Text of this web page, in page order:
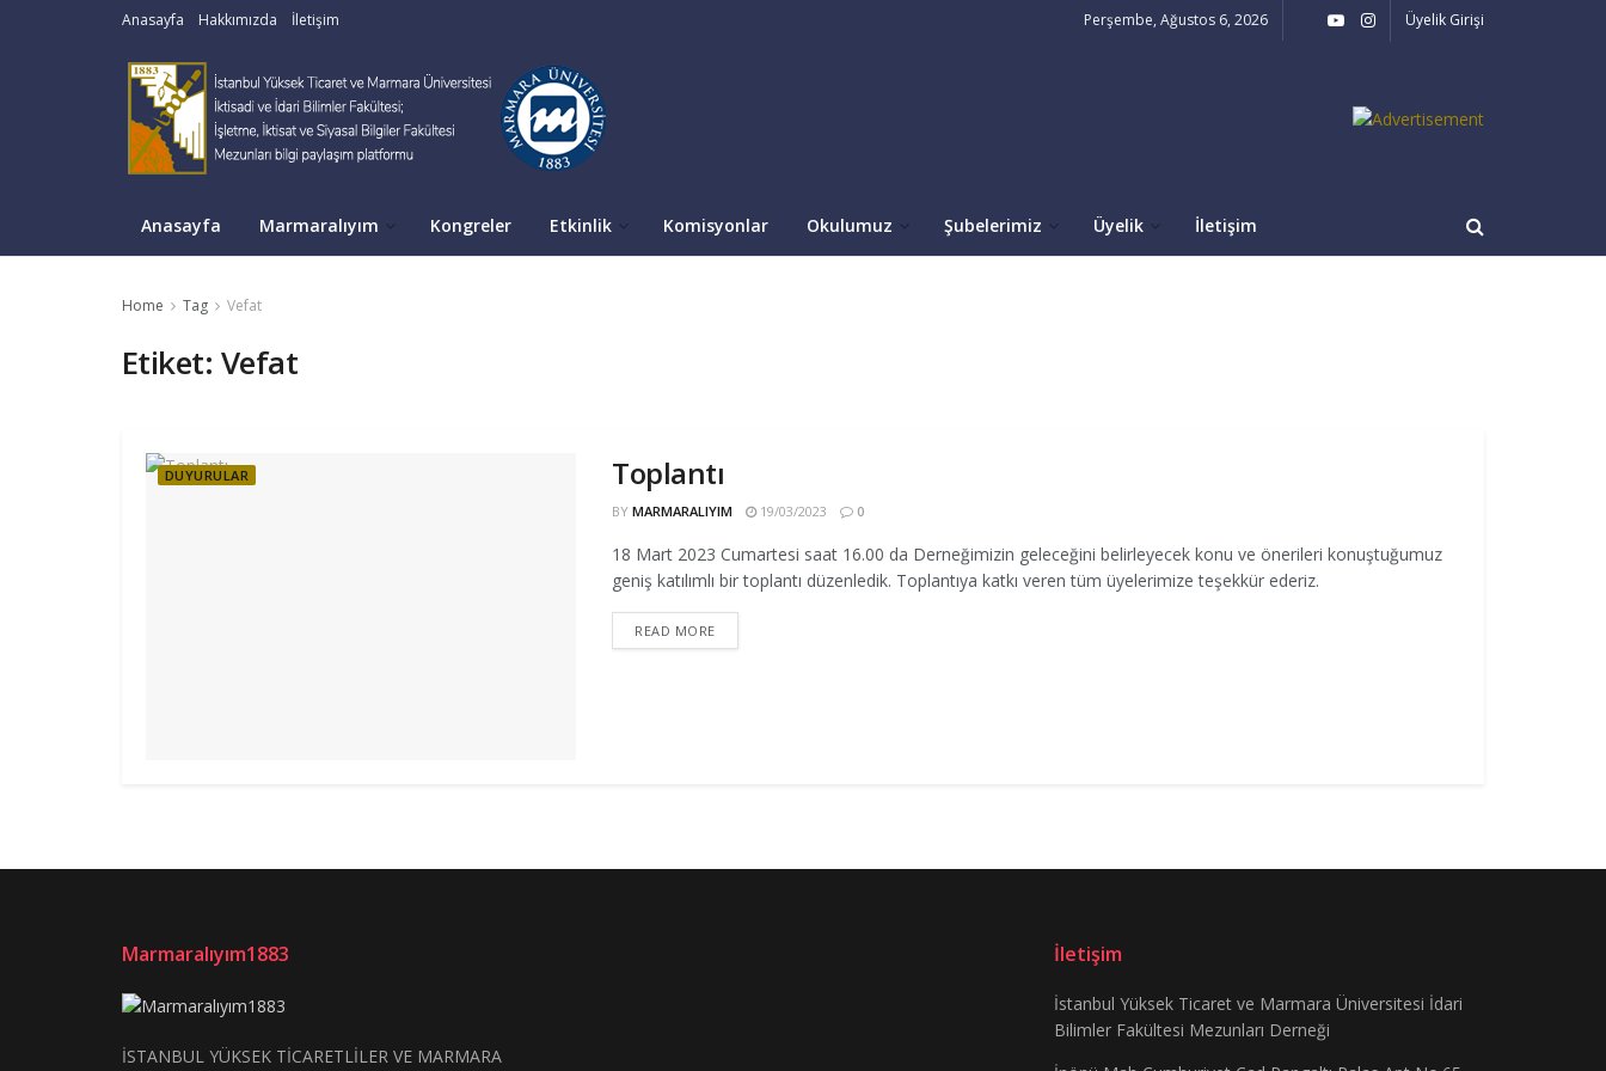
Anasayfa Hakkımızda İletişim Perşembe, Ağustos 6, 2026 Üyelik Girişi
Anasayfa Marmaralıyım Kongreler Etkinlik Komisyonlar Okulumuz Şubelerimiz Üyelik İletişim
Home Tag Vefat
Etiket: Vefat
DUYURULAR Toplantı
BY MARMARALIYIM 19/03/2023 0
18 Mart 2023 Cumartesi saat 16.00 da Derneğimizin geleceğini belirleyecek konu ve önerileri konuştuğumuz
geniş katılımlı bir toplantı düzenledik. Toplantıya katkı veren tüm üyelerimize teşekkür ederiz.
READ MORE
Marmaralıyım1883
İSTANBUL YÜKSEK TİCARETLİLER VE MARMARA
İletişim
İstanbul Yüksek Ticaret ve Marmara Üniversitesi İdari
Bilimler Fakültesi Mezunları Derneği